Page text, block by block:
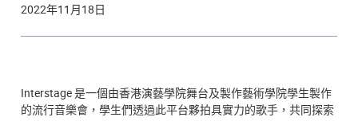
2022年11月18日
Interstage 是一個由香港演藝學院舞台及製作藝術學院學生製作
的流行音樂會，學生們透過此平台夥拍具實力的歌手，共同探索